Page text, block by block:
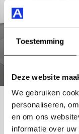
Toestemming
Deze website
We gebruiken
personaliseren,
en om ons
informatie over
Audi e-tron
55 quattro